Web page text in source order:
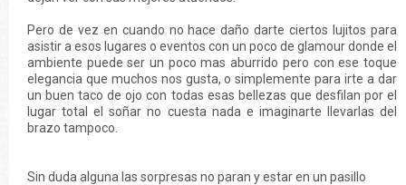
Pero de vez en cuando no hace daño darte ciertos lujitos para
asistir a esos lugares o eventos con un poco de glamour donde el
ambiente puede ser un poco mas aburrido pero con ese toque
elegancia que muchos nos gusta, o simplemente para irte a dar
un buen taco de ojo con todas esas bellezas que desfilan por el
lugar total el soñar no cuesta nada e imaginarte llevarlas del
brazo tampoco.
Sin duda alguna las sorpresas no paran y estar en un pasillo